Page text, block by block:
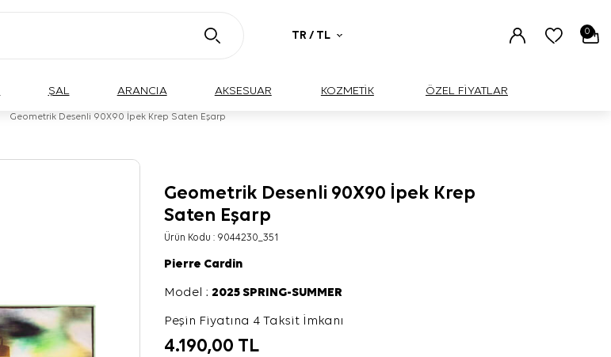
TR / TL 0
ŞAL ARANCIA AKSESUAR KOZMETİK ÖZEL FİYATLAR
Geometrik Desenli 90X90 İpek Krep Saten Eşarp
Geometrik Desenli 90X90 İpek Krep
Saten Eşarp
Ürün Kodu : 9044230_351
Pierre Cardin
Model :2025 SPRING-SUMMER
Peşin Fiyatına 4 Taksit İmkanı
4.190,00 TL